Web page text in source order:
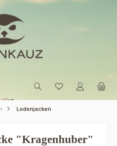
Lodenjacken
"Kragenhuber"